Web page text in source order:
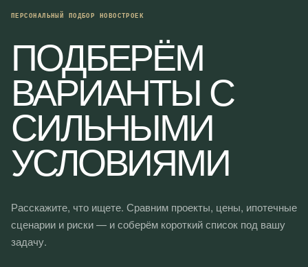
I
N
ПЕРСОНАЛЬНЫЙ ПОДБОР НОВОСТРОЕК
ПОДБЕРЁМ
ВАРИАНТЫ С
СИЛЬНЫМИ
УСЛОВИЯМИ
Расскажите, что ищете. Сравним проекты, цены, ипотечные
сценарии и риски — и соберём короткий список под вашу
задачу.